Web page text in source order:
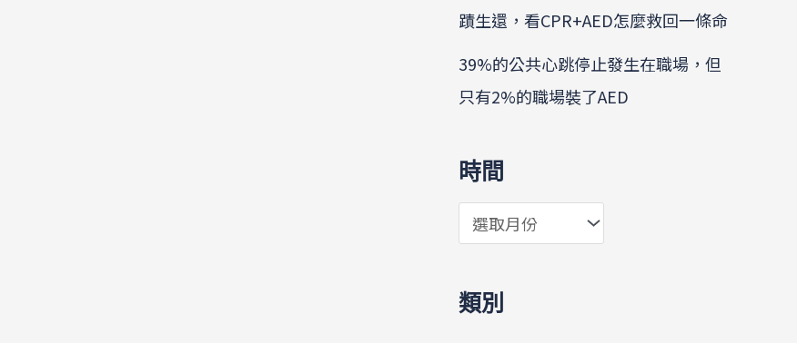
蹟生還，看CPR+AED怎麼救回一條命
39%的公共心跳停止發生在職場，但
只有2%的職場裝了AED
時間
類別